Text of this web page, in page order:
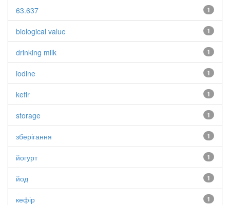
1
63.637
1
biological value
1
drinking milk
1
iodine
1
kefir
1
storage
1
зберігання
1
йогурт
1
йод
1
кефір